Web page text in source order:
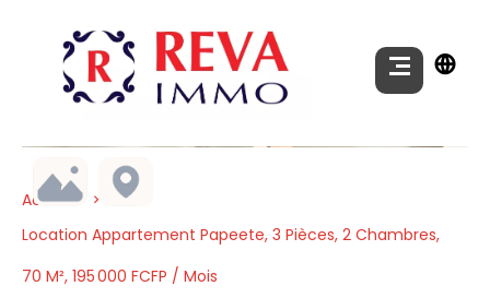
Accueil
Location Appartement Papeete, 3 Pièces, 2 Chambres,
70 M², 195 000 FCFP / Mois